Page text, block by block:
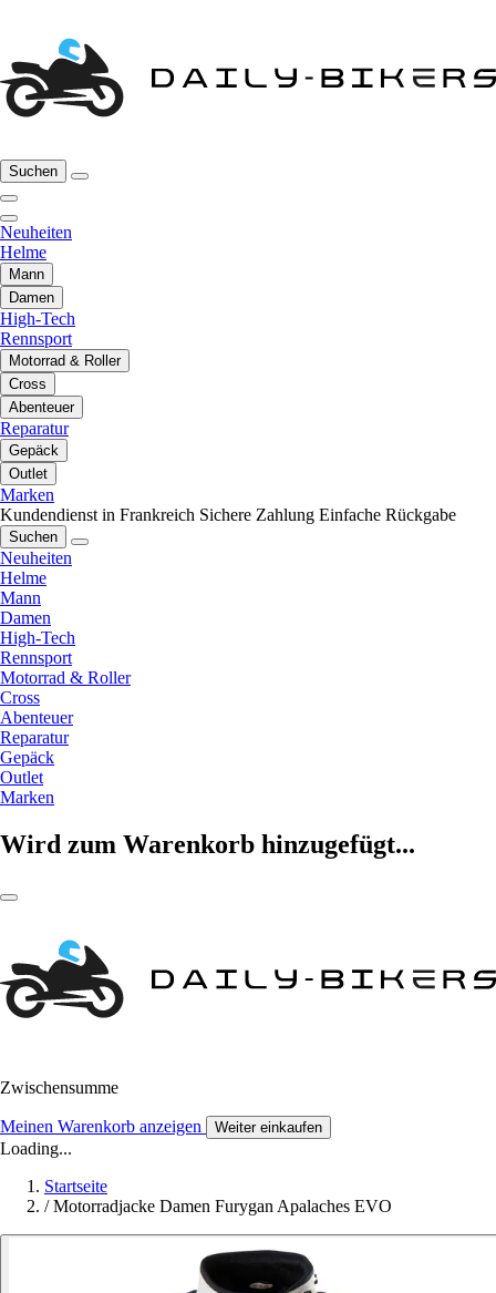
Suchen
Neuheiten
Helme
Mann
Damen
High-Tech
Rennsport
Motorrad & Roller
Cross
Abenteuer
Reparatur
Gepäck
Outlet
Marken
Kundendienst in Frankreich Sichere Zahlung Einfache Rückgabe
Suchen
Neuheiten
Helme
Mann
Damen
High-Tech
Rennsport
Motorrad & Roller
Cross
Abenteuer
Reparatur
Gepäck
Outlet
Marken
Wird zum Warenkorb hinzugefügt...
Zwischensumme
Meinen Warenkorb anzeigen Weiter einkaufen
Loading...
Startseite
/ Motorradjacke Damen Furygan Apalaches EVO